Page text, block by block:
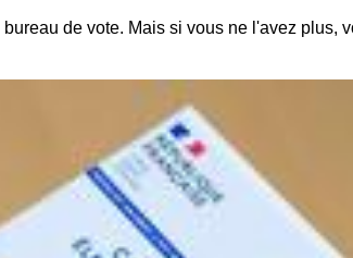
de vote. Mais si vous ne l'avez plus,